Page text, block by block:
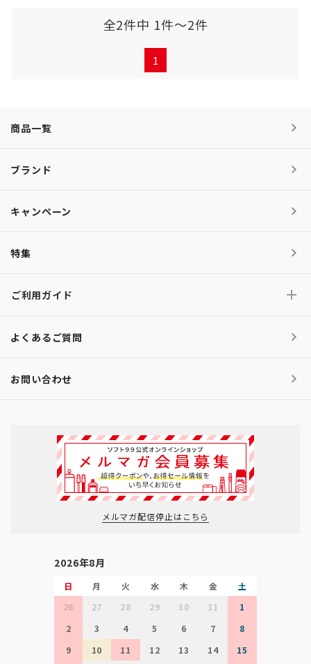
全2件中 1件～2件
1
商品一覧
ブランド
キャンペーン
特集
ご利用ガイド
よくあるご質問
お問い合わせ
メルマガ配信停止はこちら
2026年8月
日 月 火 水 木 金
土
26
27 28 29 30 31
1
2
3 4 5 6 7
8
9
10 11 12 13 14 15